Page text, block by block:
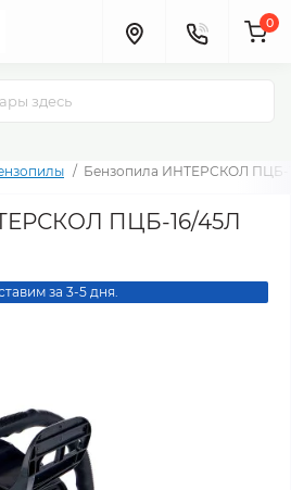
0
Бензопила ИНТЕРСКОЛ ПЦБ-
ПЦБ-16/45Л
за 3-5 дня.